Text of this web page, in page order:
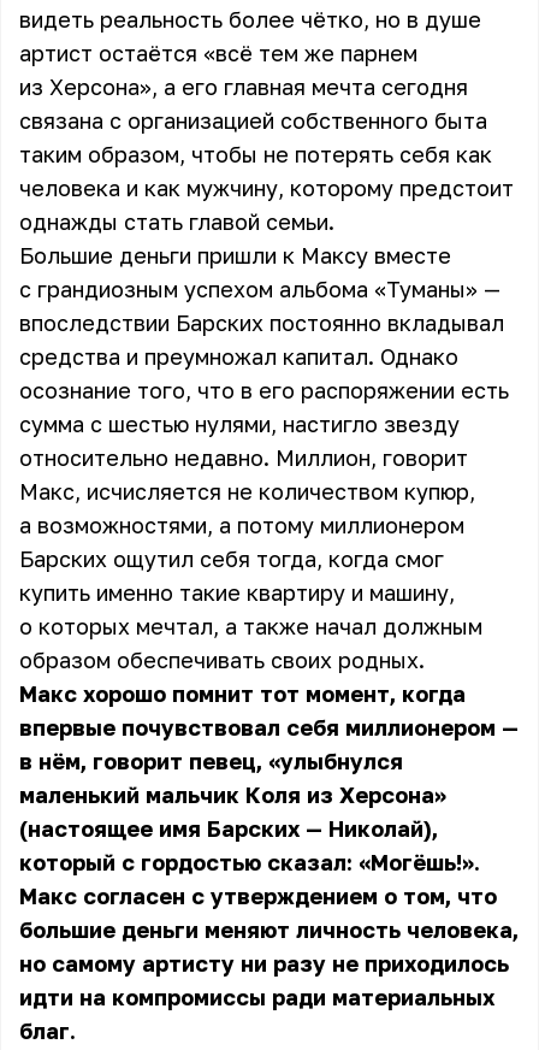
видеть реальность более чётко, но в душе
артист остаётся «всё тем же парнем
из Херсона», а его главная мечта сегодня
связана с организацией собственного быта
таким образом, чтобы не потерять себя как
человека и как мужчину, которому предстоит
однажды стать главой семьи.
Большие деньги пришли к Максу вместе
с грандиозным успехом альбома «Туманы» —
впоследствии Барских постоянно вкладывал
средства и преумножал капитал. Однако
осознание того, что в его распоряжении есть
сумма с шестью нулями, настигло звезду
относительно недавно. Миллион, говорит
Макс, исчисляется не количеством купюр,
а возможностями, а потому миллионером
Барских ощутил себя тогда, когда смог
купить именно такие квартиру и машину,
о которых мечтал, а также начал должным
образом обеспечивать своих родных.
Макс хорошо помнит тот момент, когда
впервые почувствовал себя миллионером —
в нём, говорит певец, «улыбнулся
маленький мальчик Коля из Херсона»
(настоящее имя Барских — Николай),
который с гордостью сказал: «Могёшь!».
Макс согласен с утверждением о том, что
большие деньги меняют личность человека,
но самому артисту ни разу не приходилось
идти на компромиссы ради материальных
благ.